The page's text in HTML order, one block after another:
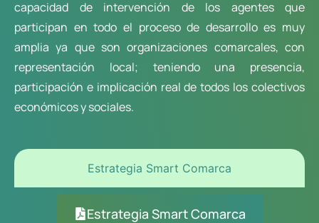
capacidad de intervención de los agentes que
participan en todo el proceso de desarrollo es muy
amplia ya que son organizaciones comarcales, con
representación local; teniendo una presencia,
participación e implicación real de todos los colectivos
económicos y sociales.
Estrategia Smart Comarca
Estrategia Smart Comarca